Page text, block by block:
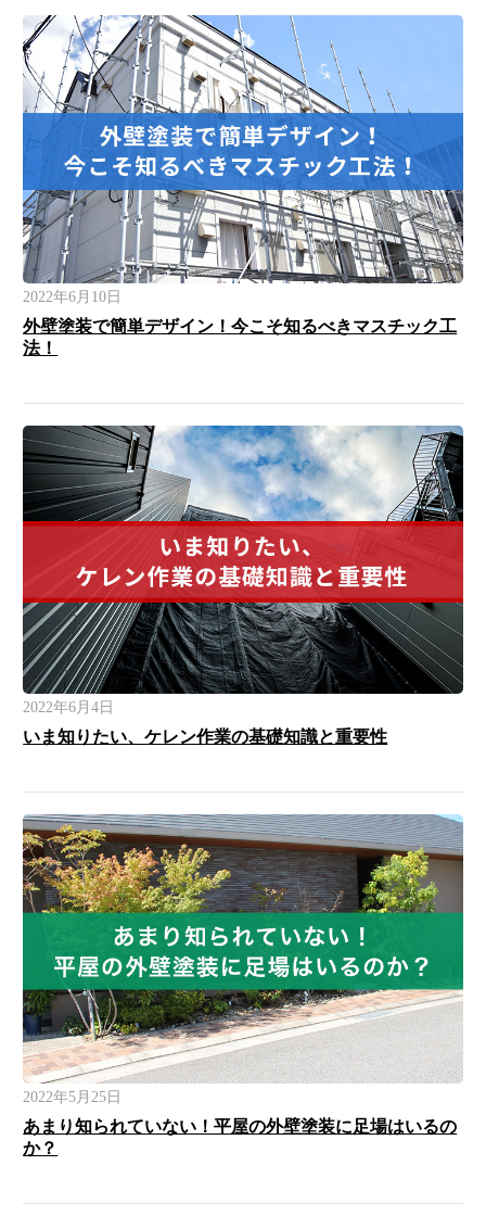
2022年6月10日
外壁塗装で簡単デザイン！今こそ知るべきマスチック工
法！
2022年6月4日
いま知りたい、ケレン作業の基礎知識と重要性
2022年5月25日
あまり知られていない！平屋の外壁塗装に足場はいるの
か？